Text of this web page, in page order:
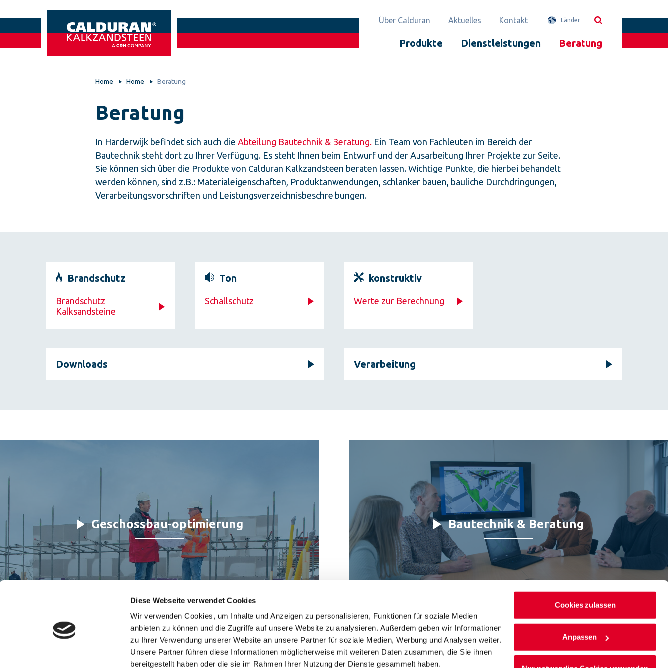
Diese Webseite verwendet Cookies
Wir verwenden Cookies, um Inhalte und Anzeigen zu personalisieren, Funktionen für soziale Medien
anbieten zu können und die Zugriffe auf unsere Website zu analysieren. Außerdem geben wir Informationen
zu Ihrer Verwendung unserer Website an unsere Partner für soziale Medien, Werbung und Analysen weiter.
Unsere Partner führen diese Informationen möglicherweise mit weiteren Daten zusammen, die Sie ihnen
bereitgestellt haben oder die sie im Rahmen Ihrer Nutzung der Dienste gesammelt haben.
Cookies zulassen
Anpassen
Über Calduran Aktuelles Kontakt Länder
Produkte Dienstleistungen Beratung
Home Home Beratung
Beratung
In Harderwijk befindet sich auch die Abteilung Bautechnik & Beratung. Ein Team von Fachleuten im Bereich der
Bautechnik steht dort zu Ihrer Verfügung. Es steht Ihnen beim Entwurf und der Ausarbeitung Ihrer Projekte zur Seite.
Sie können sich über die Produkte von Calduran Kalkzandsteen beraten lassen. Wichtige Punkte, die hierbei behandelt
werden können, sind z.B.: Materialeigenschaften, Produktanwendungen, schlanker bauen, bauliche Durchdringungen,
Verarbeitungsvorschriften und Leistungsverzeichnisbeschreibungen.
Brandschutz
Brandschutz
Kalksandsteine
Ton
Schallschutz
konstruktiv
Werte zur Berechnung
Downloads Verarbeitung
Geschossbau-optimierung Bautechnik & Beratung
Einsteinstraat 5 | 3846 BH Harderwijk | Nederland | T